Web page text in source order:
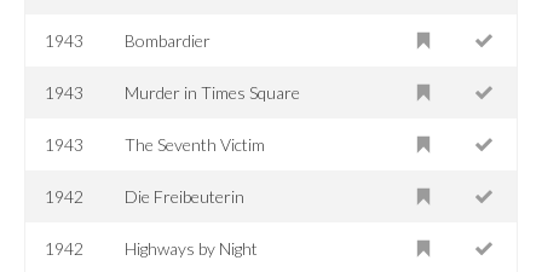
1943 Bombardier
1943 Murder in Times Square
1943 The Seventh Victim
1942 Die Freibeuterin
1942 Highways by Night